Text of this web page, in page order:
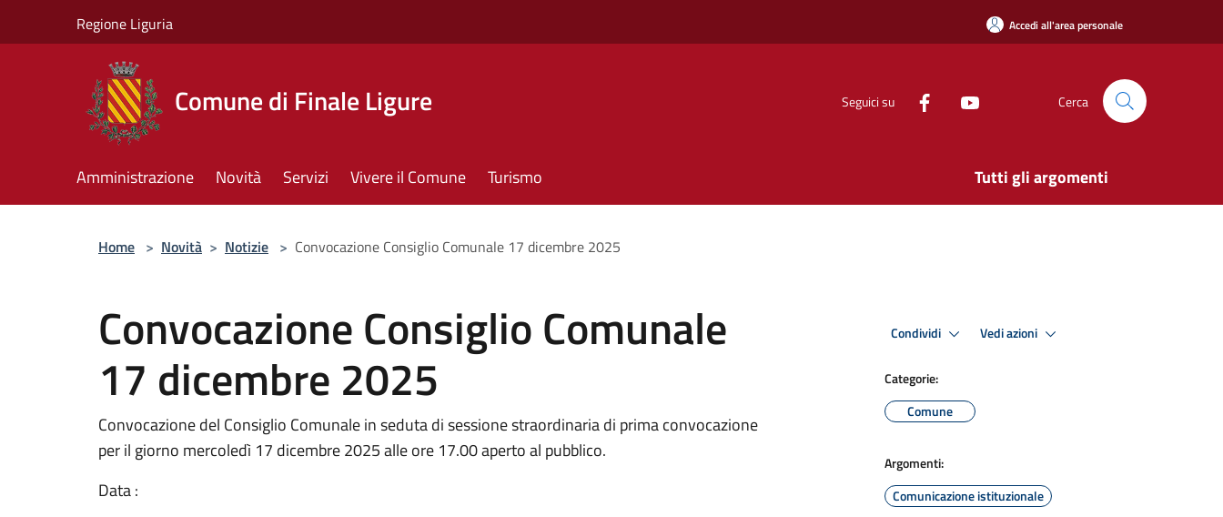
Regione Liguria Accedi all'area personale
Comune di Finale Ligure Seguici su Cerca
Amministrazione Novità Servizi Vivere il Comune Turismo Tutti gli argomenti
Home > Novità > Notizie > Convocazione Consiglio Comunale 17 dicembre 2025
Convocazione Consiglio Comunale
17 dicembre 2025
Convocazione del Consiglio Comunale in seduta di sessione straordinaria di prima convocazione
per il giorno mercoledì 17 dicembre 2025 alle ore 17.00 aperto al pubblico.
Data :
Condividi Vedi azioni
Categorie:
Comune
Argomenti:
Comunicazione istituzionale